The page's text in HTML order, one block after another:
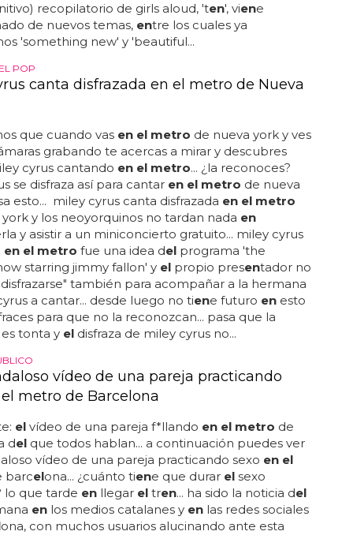
recopilatorio de girls aloud, 'ten', viene
de nuevos temas, entre los cuales ya
'something new' y 'beautiful...
POP
canta disfrazada en el metro de Nueva
que cuando vas en el metro de nueva york y ves
grabando te acercas a mirar y descubres
cyrus cantando en el metro... ¿la reconoces?
se disfraza así para cantar en el metro de nueva
esto... miley cyrus canta disfrazada en el metro
y los neoyorquinos no tardan nada en
y asistir a un miniconcierto gratuito... miley cyrus
en el metro fue una idea delprograma 'the
starring jimmy fallon' y elpropio presentador no
también para acompañar a la hermana
a cantar... desde luego no tiene futuro enesto
para que no la reconozcan... pasa que la
tonta y eldisfraza de miley cyrus no...
vídeo de una pareja practicando
metro de Barcelona
elvídeo de una pareja f*llando en el metro de
delque todos hablan... a continuación puedes ver
vídeo de una pareja practicando sexo en el
barcelona... ¿cuánto tiene que durar elsexo
lo que tarde enllegar eltren... ha sido la noticia del
enlos medios catalanes y enlas redes sociales
ona, con muchos usuarios alucinando ante esta